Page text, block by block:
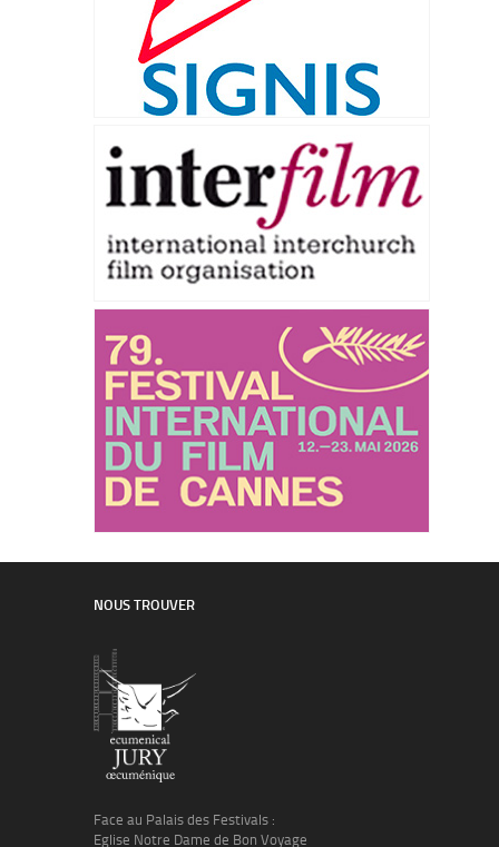
NOUS TROUVER
Face au Palais des Festivals :
Eglise Notre Dame de Bon Voyage